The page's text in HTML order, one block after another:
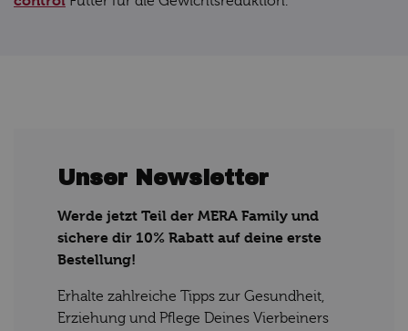
Unser Newsletter
Werde jetzt Teil der MERA Family und
sichere dir 10% Rabatt auf deine erste
Bestellung!
Erhalte zahlreiche Tipps zur Gesundheit,
Erziehung und Pflege Deines Vierbeiners